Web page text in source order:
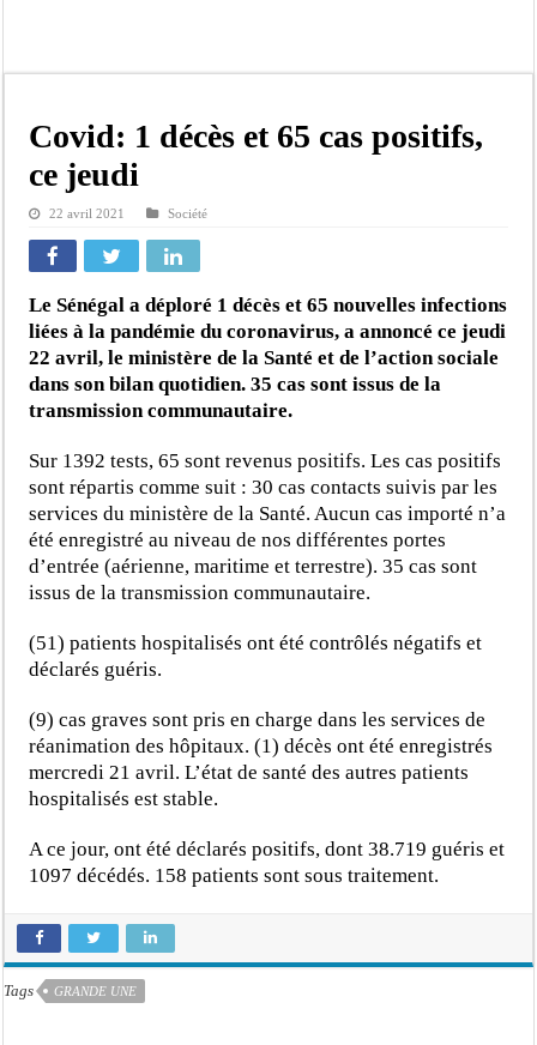
Banditisme : Fily Sané, ancien Lieutenant du célèbre Ino, de nouveau Interpellé
Affaire Farba Ngom : La balle, dans le camp du procureur financier
Succession de Pape Thiaw : la bombe à retardement qui menace la FSF
Baisse des réserves de sang : au CNTS de Dakar, des citoyens répondent à
Un tribunal américain bloque la construction de la salle de bal de Trump à la
Covid: 1 décès et 65 cas positifs,
ce jeudi
22 avril 2021 Société
Le Sénégal a déploré 1 décès et 65 nouvelles infections
liées à la pandémie du coronavirus, a annoncé ce jeudi
22 avril, le ministère de la Santé et de l’action sociale
dans son bilan quotidien. 35 cas sont issus de la
transmission communautaire.
Sur 1392 tests, 65 sont revenus positifs. Les cas positifs
sont répartis comme suit : 30 cas contacts suivis par les
services du ministère de la Santé. Aucun cas importé n’a
été enregistré au niveau de nos différentes portes
d’entrée (aérienne, maritime et terrestre). 35 cas sont
issus de la transmission communautaire.
(51) patients hospitalisés ont été contrôlés négatifs et
déclarés guéris.
(9) cas graves sont pris en charge dans les services de
réanimation des hôpitaux. (1) décès ont été enregistrés
mercredi 21 avril. L’état de santé des autres patients
hospitalisés est stable.
A ce jour, ont été déclarés positifs, dont 38.719 guéris et
1097 décédés. 158 patients sont sous traitement.
Tags GRANDE UNE